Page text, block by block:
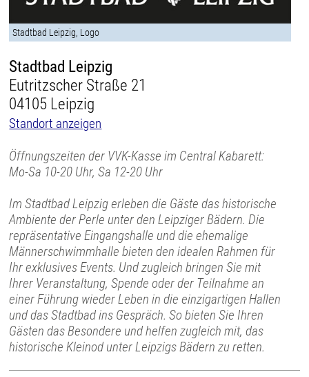
Stadtbad Leipzig, Logo
Stadtbad Leipzig
Eutritzscher Straße 21
04105 Leipzig
Standort anzeigen
Öffnungszeiten der VVK-Kasse im Central Kabarett:
Mo-Sa 10-20 Uhr, Sa 12-20 Uhr
Im Stadtbad Leipzig erleben die Gäste das historische
Ambiente der Perle unter den Leipziger Bädern. Die
repräsentative Eingangshalle und die ehemalige
Männerschwimmhalle bieten den idealen Rahmen für
Ihr exklusives Events. Und zugleich bringen Sie mit
Ihrer Veranstaltung, Spende oder der Teilnahme an
einer Führung wieder Leben in die einzigartigen Hallen
und das Stadtbad ins Gespräch. So bieten Sie Ihren
Gästen das Besondere und helfen zugleich mit, das
historische Kleinod unter Leipzigs Bädern zu retten.